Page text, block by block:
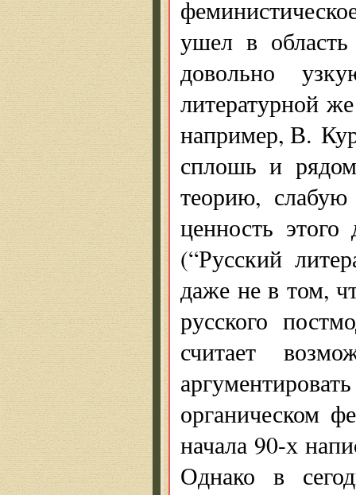
ушел в
довольно
литературной
например, В.
сплошь и
теорию, слабую
ценность
(“Русский
даже не в том,
русского
считает
органическом
начала 90-х
Однако в